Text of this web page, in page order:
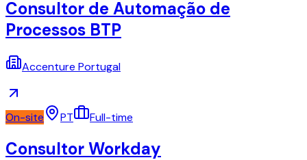
Consultor de Automação de
Processos BTP
Accenture Portugal
On-site PT Full-time
Consultor Workday